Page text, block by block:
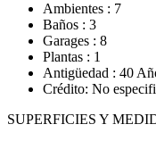
Ambientes : 7
Baños : 3
Garages : 8
Plantas : 1
Antigüedad : 40
Crédito: No
SUPERFICIES Y